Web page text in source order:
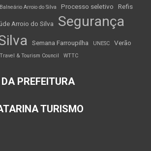
Arroio do Silva Processo seletivo Refis
Arroio do Silva
Segurança
Semana Farroupilha UNESC
Verão
& Tourism Council WTTC
PREFEITURA
TURISMO